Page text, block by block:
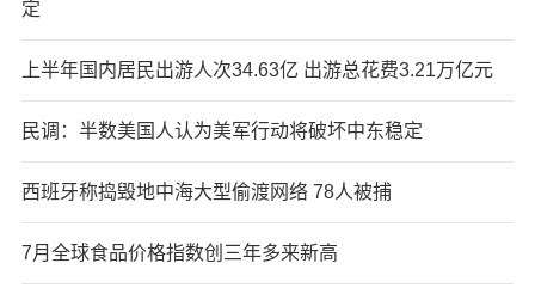
定
上半年国内居民出游人次34.63亿 出游总花费3.21万亿元
民调：半数美国人认为美军行动将破坏中东稳定
西班牙称捣毁地中海大型偷渡网络 78人被捕
7月全球食品价格指数创三年多来新高